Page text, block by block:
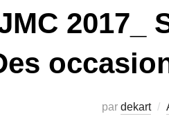
2017_
par dekart